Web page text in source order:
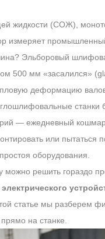
жидкости (СОЖ),
измеряет
Эльборовый
500 мм «засалился»
деформацию
станки
— ежедневный
или пытаться
оборудования.
можно решить
электрического
статье мы разберем
на станке.
правящий ролик